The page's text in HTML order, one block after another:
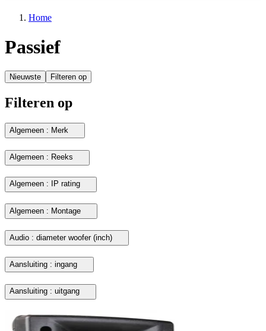
Home
Passief
Nieuwste Filteren op
Filteren op
Algemeen : Merk
Algemeen : Reeks
Algemeen : IP rating
Algemeen : Montage
Audio : diameter woofer (inch)
Aansluiting : ingang
Aansluiting : uitgang